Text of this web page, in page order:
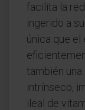
facilita la
ingerido a
única que
también
intrínseco,
ileal de